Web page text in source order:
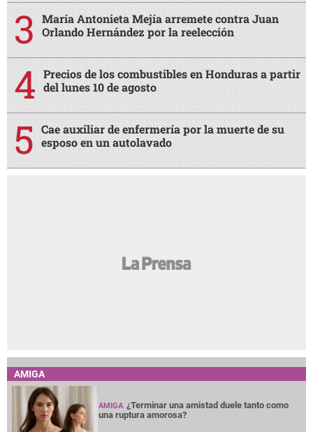
María Antonieta Mejía arremete contra Juan
Orlando Hernández por la reelección
Precios de los combustibles en Honduras a partir
del lunes 10 de agosto
Cae auxiliar de enfermería por la muerte de su
esposo en un autolavado
AMIGA
AMIGA ¿Terminar una amistad duele tanto como
una ruptura amorosa?